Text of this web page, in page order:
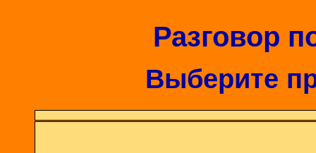
Разговор
Выберите